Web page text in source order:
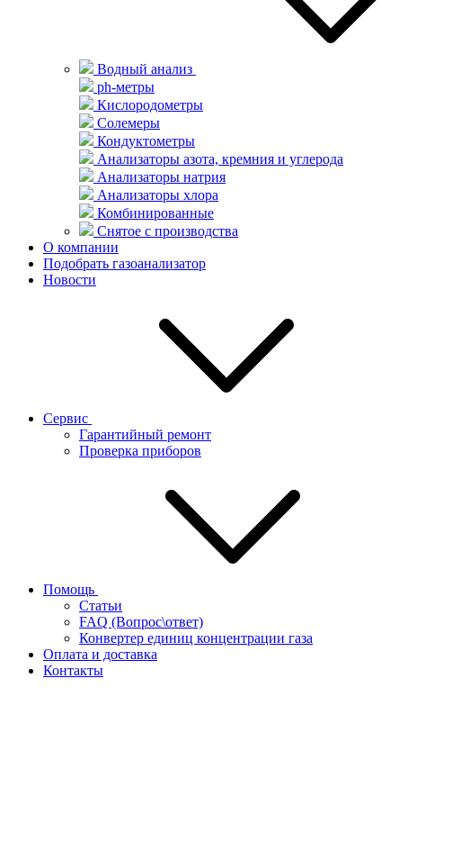
Водный анализ
ph-метры
Кислородометры
Солемеры
Кондуктометры
Анализаторы азота, кремния и углерода
Анализаторы натрия
Анализаторы хлора
Комбинированные
Снятое с производства
О компании
Подобрать газоанализатор
Новости
Сервис
Гарантийный ремонт
Проверка приборов
Помощь
Статьи
FAQ (Вопрос\ответ)
Конвертер единиц концентрации газа
Оплата и доставка
Контакты